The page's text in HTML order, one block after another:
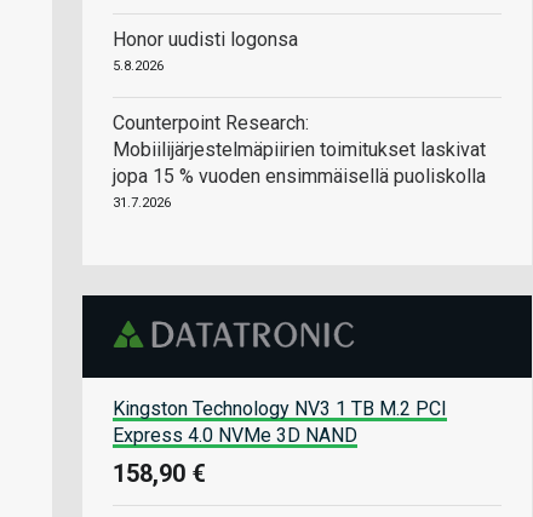
Honor uudisti logonsa
5.8.2026
Counterpoint Research:
Mobiilijärjestelmäpiirien toimitukset laskivat
jopa 15 % vuoden ensimmäisellä puoliskolla
31.7.2026
Kingston Technology NV3 1 TB M.2 PCI
Express 4.0 NVMe 3D NAND
158,90 €